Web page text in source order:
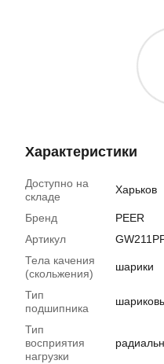
Характеристики
Доступно на
складе
Харьков
Бренд
PEER
Артикул
Тела качения
(скольжения)
шарики
Тип
подшипника
Тип
восприятия
нагрузки